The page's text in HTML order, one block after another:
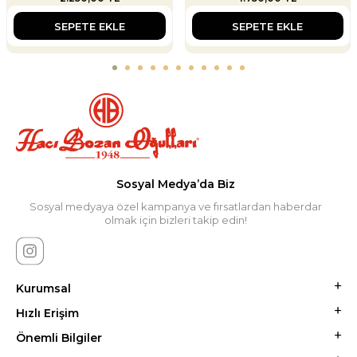
SEPETE EKLE SEPETE EKLE
Sosyal Medya’da Biz
Sosyal medyaya özel kampanya ve fırsatlardan haberdar
olmak için bizleri takip edin!
Kurumsal
Hızlı Erişim
Önemli Bilgiler